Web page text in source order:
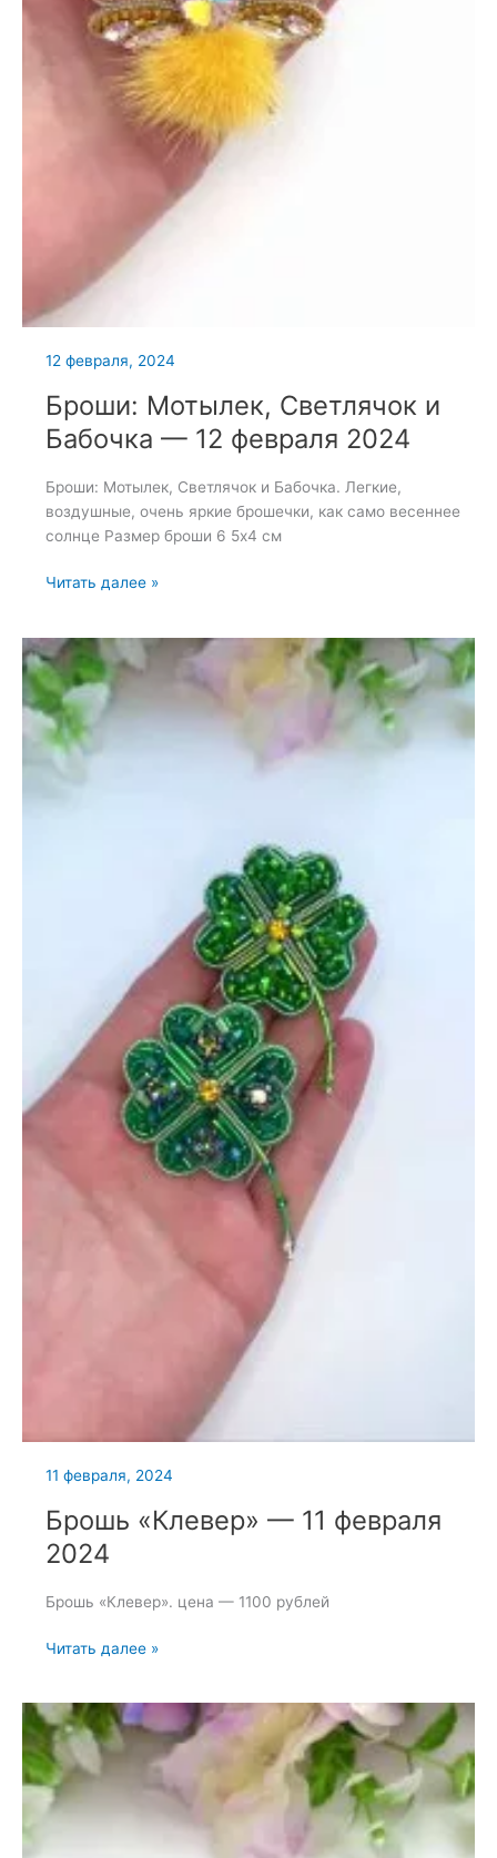
12 февраля, 2024
Броши: Мотылек, Светлячок и
Бабочка — 12 февраля 2024
Броши: Мотылек, Светлячок и Бабочка. Легкие,
воздушные, очень яркие брошечки, как само весеннее
солнце Размер броши 6 5х4 см
Броши:
и
Бабочка
—
12
февраля
Читать далее »
11 февраля, 2024
Брошь «Клевер» — 11 февраля
2024
Брошь «Клевер». цена — 1100 рублей
Брошь
11
февраля
2024
Читать далее »